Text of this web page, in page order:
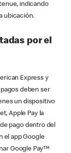
indicando
ubicación.
por el
Express y
deben ser
un dispositivo
Apple Pay la
pago dentro del
el app Google
Google Pay™